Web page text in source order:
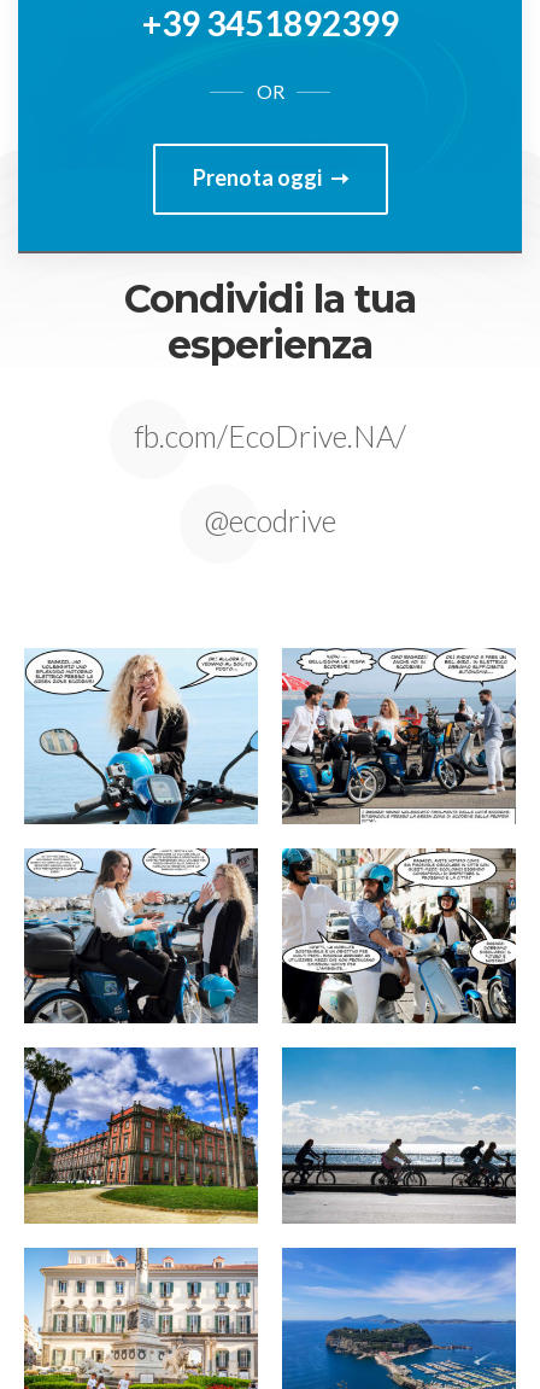
+39 3451892399
OR
Prenota oggi
Condividi la tua
esperienza
fb.com/EcoDrive.NA/
@ecodrive